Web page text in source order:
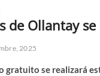
de Ollantay
2025
gratuito se realizará